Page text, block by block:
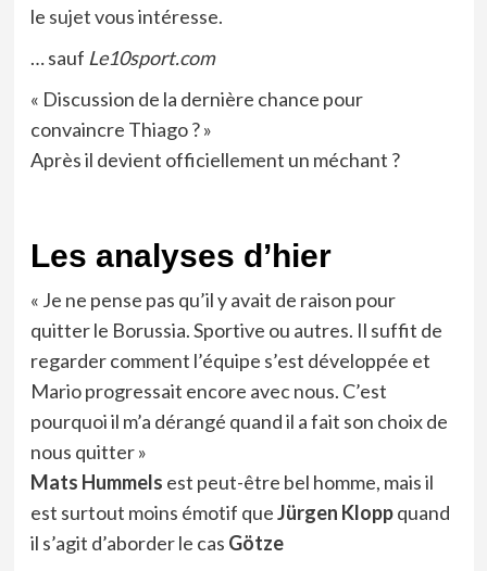
le sujetvous intéresse.
… sauf Le10sport.com
« Discussion de la dernière chance pour
convaincre Thiago ? »
Après il devient officiellement un méchant ?
Les analyses d’hier
« Je ne pense pas qu’il y avait de raison pour
quitter le Borussia. Sportive ou autres. Il suffit de
regarder comment l’équipe s’est développée et
Mario progressait encore avec nous. C’est
pourquoi il m’a dérangé quand il a fait son choix de
nous quitter »
Mats Hummels est peut-être bel homme, mais il
est surtout moins émotif queJürgen Kloppquand
il s’agit d’aborder le cas Götze